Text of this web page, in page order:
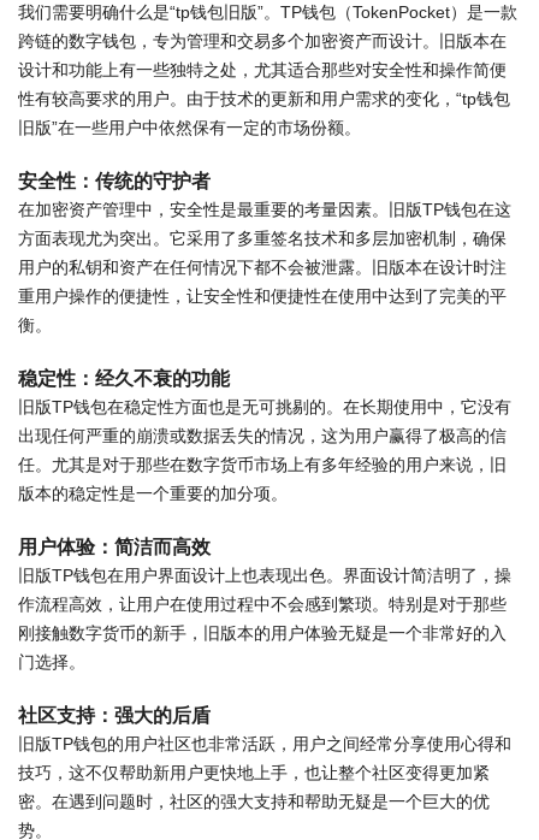
我们需要明确什么是“tp钱包旧版”。TP钱包（TokenPocket）是一款
跨链的数字钱包，专为管理和交易多个加密资产而设计。旧版本在
设计和功能上有一些独特之处，尤其适合那些对安全性和操作简便
性有较高要求的用户。由于技术的更新和用户需求的变化，“tp钱包
旧版”在一些用户中依然保有一定的市场份额。
安全性：传统的守护者
在加密资产管理中，安全性是最重要的考量因素。旧版TP钱包在这
方面表现尤为突出。它采用了多重签名技术和多层加密机制，确保
用户的私钥和资产在任何情况下都不会被泄露。旧版本在设计时注
重用户操作的便捷性，让安全性和便捷性在使用中达到了完美的平
衡。
稳定性：经久不衰的功能
旧版TP钱包在稳定性方面也是无可挑剔的。在长期使用中，它没有
出现任何严重的崩溃或数据丢失的情况，这为用户赢得了极高的信
任。尤其是对于那些在数字货币市场上有多年经验的用户来说，旧
版本的稳定性是一个重要的加分项。
用户体验：简洁而高效
旧版TP钱包在用户界面设计上也表现出色。界面设计简洁明了，操
作流程高效，让用户在使用过程中不会感到繁琐。特别是对于那些
刚接触数字货币的新手，旧版本的用户体验无疑是一个非常好的入
门选择。
社区支持：强大的后盾
旧版TP钱包的用户社区也非常活跃，用户之间经常分享使用心得和
技巧，这不仅帮助新用户更快地上手，也让整个社区变得更加紧
密。在遇到问题时，社区的强大支持和帮助无疑是一个巨大的优
势。